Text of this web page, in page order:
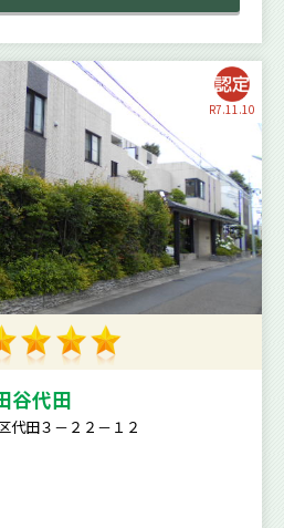
R7.11.10
谷代田
代田３－２２－１２